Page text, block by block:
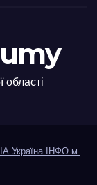
Україна ІНФО м.